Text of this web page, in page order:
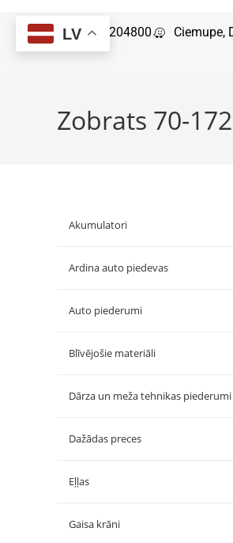
29204800 Ciemupe,
Zobrats 70-
Akumulatori
Ardina auto piedevas
Auto piederumi
Blīvējošie materiāli
Dārza un meža tehnikas piederumi
Dažādas preces
Eļļas
Gaisa krāni
LV